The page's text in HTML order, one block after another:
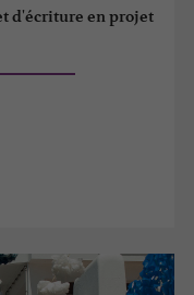
d'écriture en projet